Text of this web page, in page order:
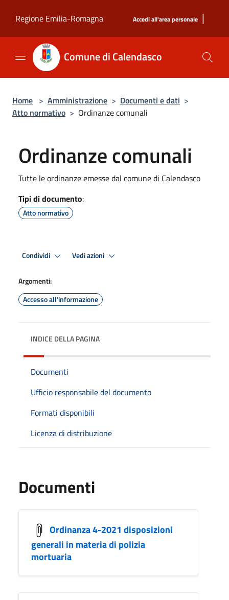
Regione Emilia-Romagna
Accedi all'area personale |
Comune di Calendasco
Home > Amministrazione > Documenti e dati >
Atto normativo > Ordinanze comunali
Ordinanze comunali
Tutte le ordinanze emesse dal comune di Calendasco
Tipi di documento:
Atto normativo
Condividi Vedi azioni
Argomenti:
Accesso all'informazione
INDICE DELLA PAGINA
Documenti
Ufficio responsabile del documento
Formati disponibili
Licenza di distribuzione
Documenti
Ordinanza 4-2021 disposizioni
generali in materia di polizia
mortuaria